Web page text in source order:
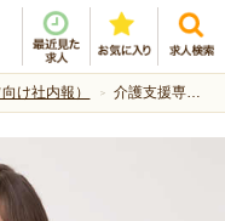
け社内報） 介護支援専門員（ケアマネジャー）の 受験要件が変わります！ -Vol.109 | ケアフレンズ（スタッフ向け社内報）